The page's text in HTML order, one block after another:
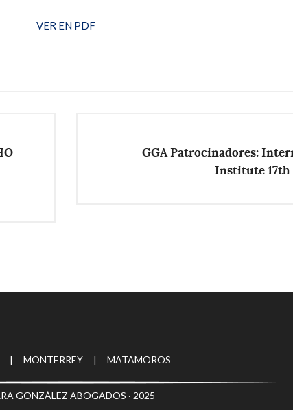
VER EN PDF
GGA Patrocinadores:
Institute 17th
| MONTERREY | MATAMOROS
GONZÁLEZ ABOGADOS · 2025